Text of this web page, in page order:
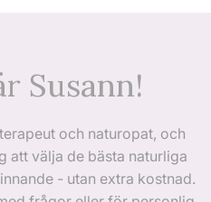
Susann!
och naturopat, och
att välja de bästa naturliga
- utan extra kostnad.